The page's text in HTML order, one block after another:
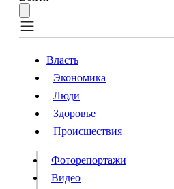
Власть
Происшествия
Видео
Конкурсы
Власть
Экономика
Люди
Здоровье
Происшествия
Фоторепортажи
Видео